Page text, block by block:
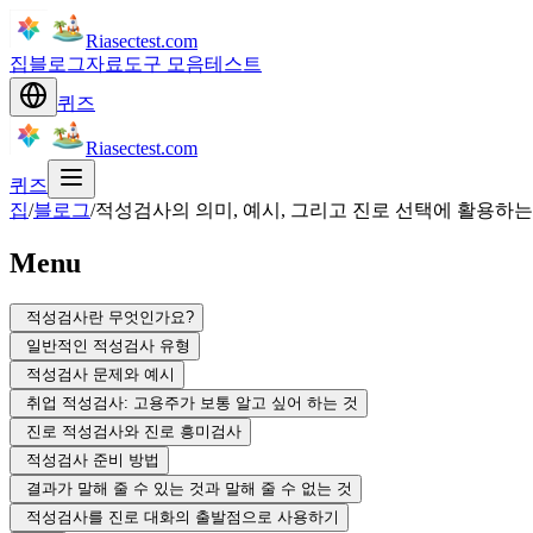
Riasectest.com
집블로그자료 도구 모음테스트
퀴즈
Riasectest.com
퀴즈
집/블로그/적성검사의 의미, 예시, 그리고 진로 선택에 활용하
Menu
적성검사란 무엇인가요?
일반적인 적성검사 유형
적성검사 문제와 예시
취업 적성검사: 고용주가 보통 알고 싶어 하는 것
진로 적성검사와 진로 흥미검사
적성검사 준비 방법
결과가 말해 줄 수 있는 것과 말해 줄 수 없는 것
적성검사를 진로 대화의 출발점으로 사용하기